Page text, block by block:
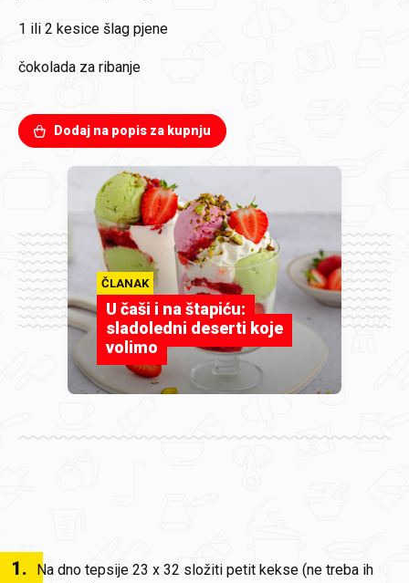
1 ili 2 kesice šlag pjene
čokolada za ribanje
Dodaj na popis za kupnju
ČLANAK
U čaši i na štapiću:
sladoledni deserti koje
volimo
1.
Na dno tepsije 23 x 32 složiti petit kekse (ne treba ih